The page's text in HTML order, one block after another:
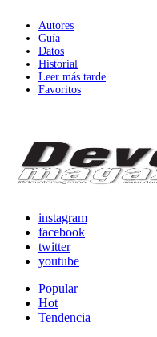
Autores
Guía
Datos
Historial
Leer más tarde
Favoritos
instagram
facebook
twitter
youtube
Popular
Hot
Tendencia